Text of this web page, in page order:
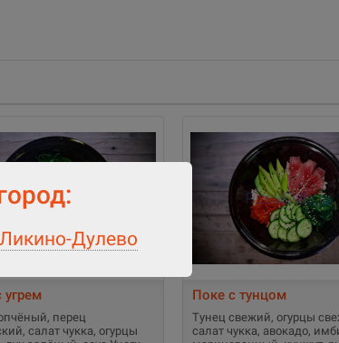
Ликино-Дулево
угрем
перец
салат чукка, огурцы
Поке с тунцом
Тунец свежий, огурцы
салат чукка, авокадо,